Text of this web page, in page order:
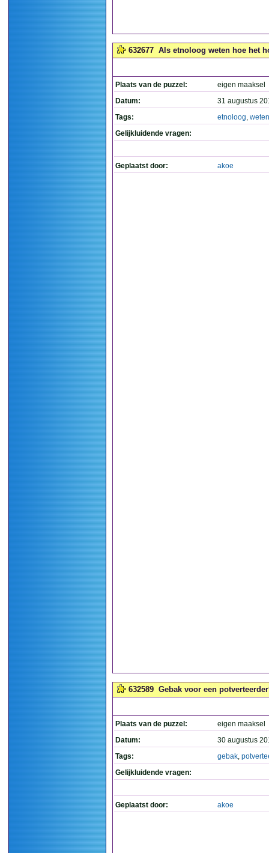
632677 Als etnoloog weten hoe het
Plaats van de puzzel:
eigen maaksel
Datum:
31 augustus
Tags:
etnoloog, weten
Gelijkluidende vragen:
Geplaatst door: akoe
632589 Gebak voor een
Plaats van de puzzel:
eigen maaksel
Datum:
30 augustus
Tags:
gebak,
Gelijkluidende vragen:
Geplaatst door: akoe